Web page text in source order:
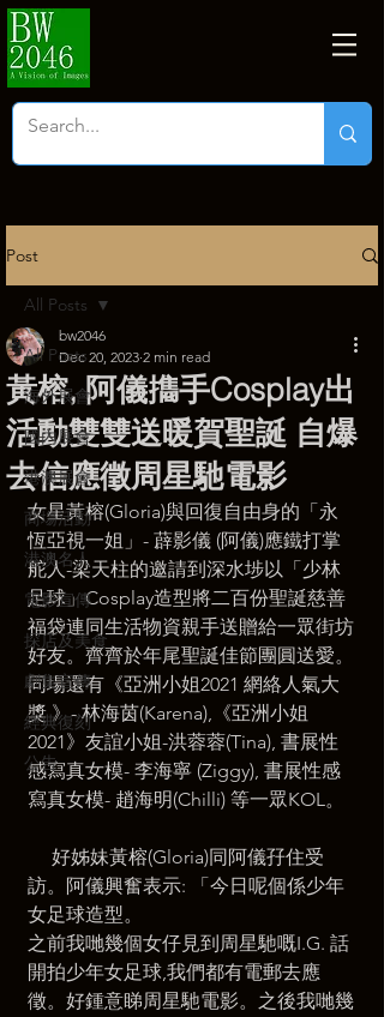
Post
All Posts
海外展會
國內展會
港澳展會
商塲活動
港澳名人
電影宣傳
探店及美食
劇集宣傳
經典復刻
公告
All Posts
黃榕, 阿儀㩦手Cosplay出
活動雙雙送暖賀聖誕 自爆
去信應徵周星馳電影
bw2046
Dec 20, 2023 2 min read
女星黃榕(Gloria)與回復自由身的「永
恆亞視一姐」- 薜影儀 (阿儀)應鐵打掌
舵人-梁天柱的邀請到深水埗以「少林
足球」Cosplay造型將二百份聖誕慈善
福袋連同生活物資親手送贈給一眾街坊
好友。齊齊於年尾聖誕佳節團圓送愛。
同場還有《亞洲小姐2021 網絡人氣大
獎 》- 林海茵(Karena),《亞洲小姐
2021》友誼小姐-洪蓉蓉(Tina), 書展性
感寫真女模- 李海寧 (Ziggy), 書展性感
寫真女模- 趙海明(Chilli) 等一眾KOL。
好姊妹黃榕(Gloria)同阿儀孖住受
訪。阿儀興奮表示: 「今日呢個係少年
女足球造型。
之前我哋幾個女仔見到周星馳嘅I.G. 話
開拍少年女足球,我們都有電郵去應
徵。好鍾意睇周星馳電影。之後我哋幾